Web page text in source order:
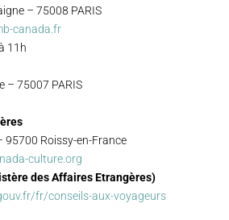
– 75008 PARIS
canada.fr
11h
– 75007 PARIS
95700 Roissy-en-France
culture.org
des Affaires Etrangères)
fr/conseils-aux-voyageurs